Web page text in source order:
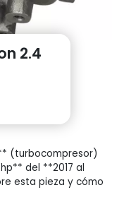
2.4
(turbocompresor)
del **2017 al
esta pieza y cómo